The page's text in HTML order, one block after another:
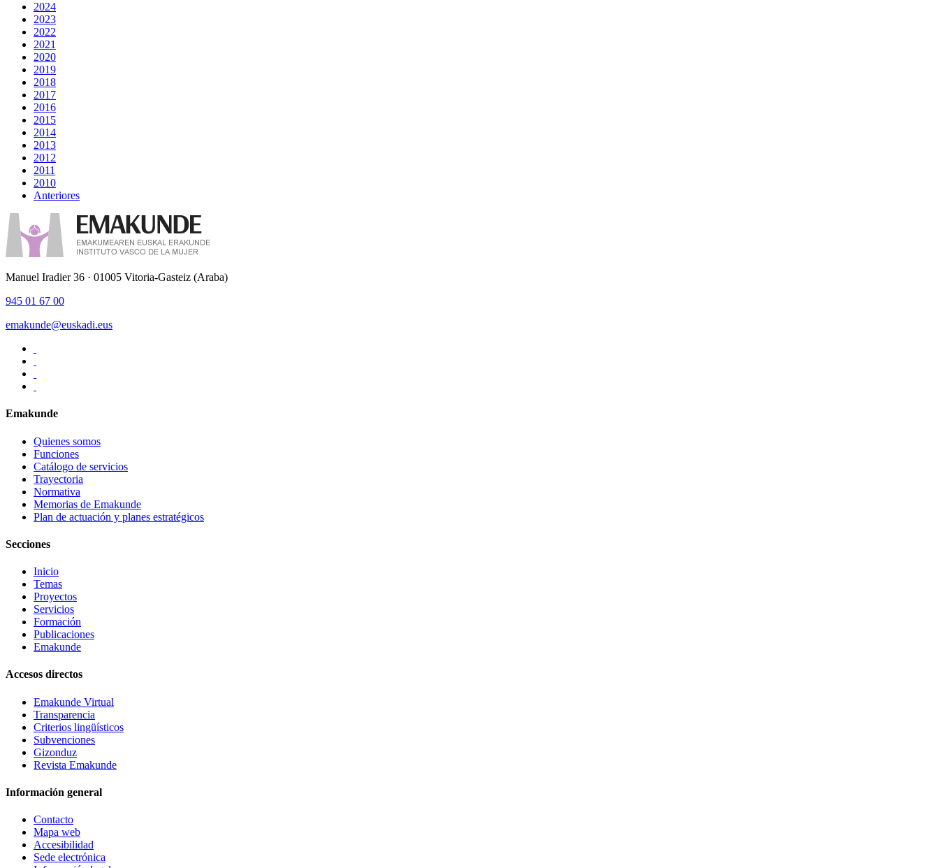
2024
2023
2022
2021
2020
2019
2018
2017
2016
2015
2014
2013
2012
2011
2010
Anteriores
Manuel Iradier 36 · 01005 Vitoria-Gasteiz (Araba)
945 01 67 00
emakunde@euskadi.eus
Emakunde
Quienes somos
Funciones
Catálogo de servicios
Trayectoria
Normativa
Memorias de Emakunde
Plan de actuación y planes estratégicos
Secciones
Inicio
Temas
Proyectos
Servicios
Formación
Publicaciones
Emakunde
Accesos directos
Emakunde Virtual
Transparencia
Criterios lingüísticos
Subvenciones
Gizonduz
Revista Emakunde
Información general
Contacto
Mapa web
Accesibilidad
Sede electrónica